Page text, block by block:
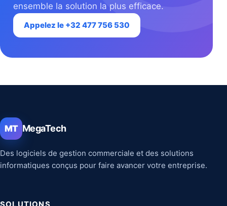
ensemble la solution la plus efficace.
Appelez le +32 477 756 530
MT MegaTech
Des logiciels de gestion commerciale et des solutions
informatiques conçus pour faire avancer votre entreprise.
SOLUTIONS